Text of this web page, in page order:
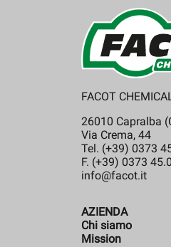
FACOT
26010 Capralba
Via Crema, 44
Tel. (+39) 0373
F. (+39) 0373
info@facot.it
AZIENDA
Chi siamo
Mission